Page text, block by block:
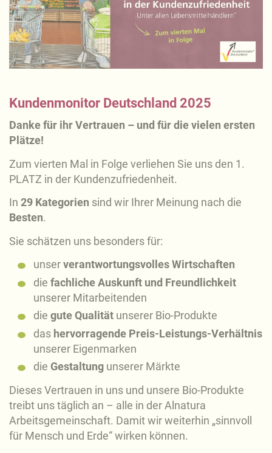
Kundenmonitor Deutschland 2025
Danke für ihr Vertrauen – und für die vielen ersten
Plätze!
Zum vierten Mal in Folge verliehen Sie uns den 1.
PLATZ in der Kundenzufriedenheit.
In 29 Kategorien sind wir Ihrer Meinung nach die
Besten.
Sie schätzen uns besonders für:
unserverantwortungsvolles Wirtschaften
die fachliche Auskunft und Freundlichkeit
unserer Mitarbeitenden
die gute Qualität unserer Bio-Produkte
das hervorragende Preis-Leistungs-Verhältnis
unserer Eigenmarken
die Gestaltung unserer Märkte
Dieses Vertrauen in uns und unsere Bio-Produkte
treibt uns täglich an – alle in der Alnatura
Arbeitsgemeinschaft. Damit wir weiterhin „sinnvoll
für Mensch und Erde“ wirken können.